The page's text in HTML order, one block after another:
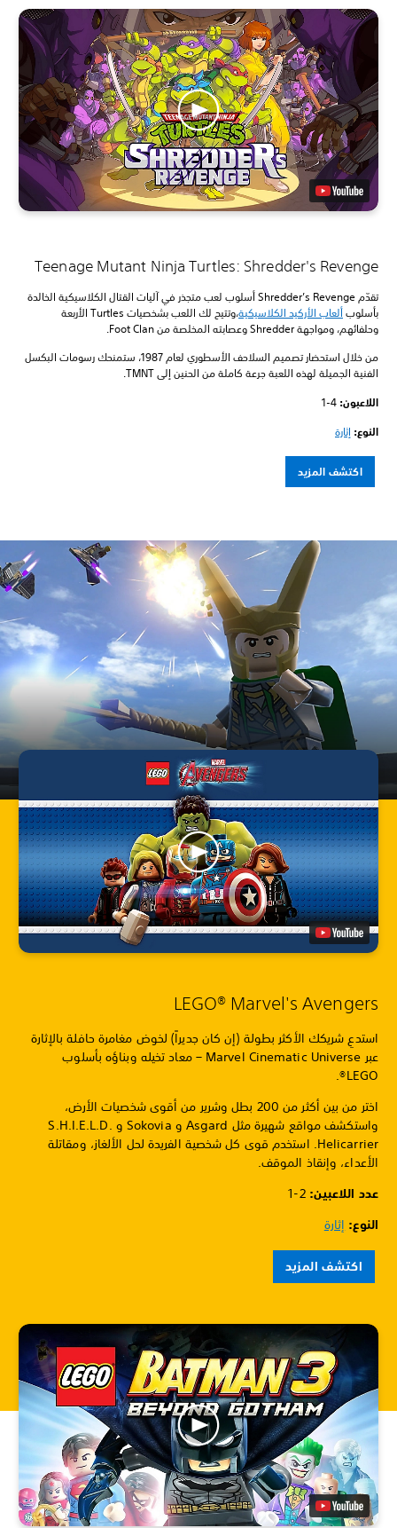
Teenage Mutant Ninja Turtles: Shredder's Revenge
تقدّم Shredder’s Revenge أسلوب لعب متجذر في آليات القتال الكلاسيكية الخالدة
بأسلوبألعاب الأركيد الكلاسيكية
،وتتيح لك اللعب بشخصيات Turtles الأربعة
وحلفائهم، ومواجهة Shredder وعصابته المخلصة من Foot Clan.
من خلال استحضار تصميم السلاحف الأسطوري لعام 1987، ستمنحك رسومات البكسل
الفنية الجميلة لهذه اللعبة جرعة كاملة من الحنين إلى TMNT.
اللاعبون:‏
النوع: إثارة
اكتشف المزيد
LEGO® Marvel's Avengers
استدعِ شريكك الأكثر بطولة (إن كان جديراً) لخوض مغامرة حافلة بالإثارة
عبر Marvel Cinematic Universe – معاد تخيله وبناؤه بأسلوب
LEGO®.
اختر من بين أكثر من 200 بطل وشرير من أقوى شخصيات الأرض،
واستكشف مواقع شهيرة مثل Asgard و Sokovia و S.H.I.E.L.D.
Helicarrier. استخدم قوى كل شخصية الفريدة لحل الألغاز، ومقاتلة
الأعداء، وإنقاذ الموقف.
عدد اللاعبين: ‏1-2
النوع: إثارة
اكتشف المزيد